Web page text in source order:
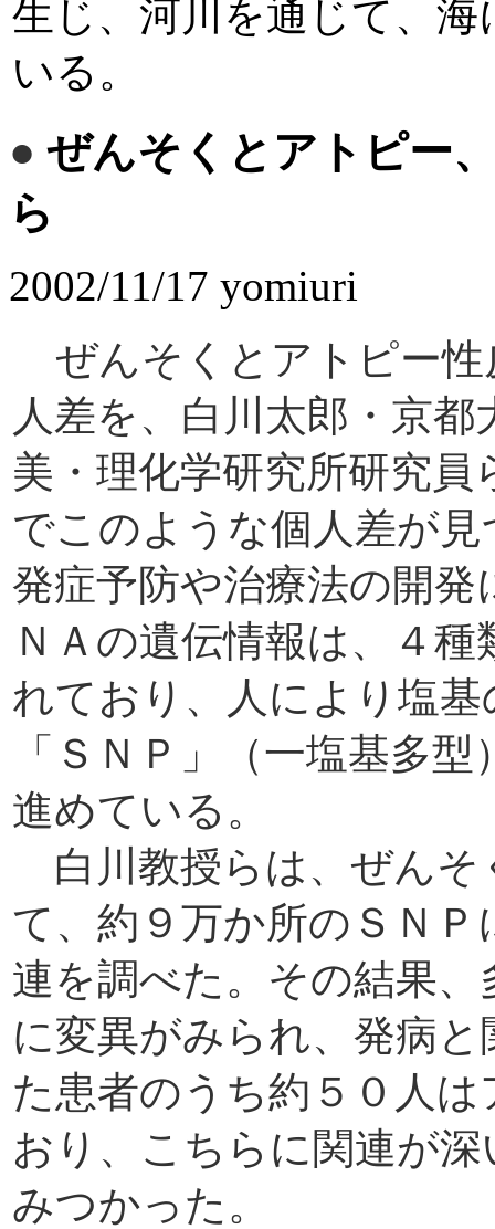
生じ、河川を通じて、
いる。
● ぜんそくとアトピー
ら
2002/11/17 yomiuri
ぜんそくとアトピー性
人差を、白川太郎・京
美・理化学研究所研究
でこのような個人差が
発症予防や治療法の開
ＮＡの遺伝情報は、４
れており、人により塩
「ＳＮＰ」（一塩基多
進めている。
白川教授らは、ぜんそ
て、約９万か所のＳＮ
連を調べた。その結果
に変異がみられ、発病
た患者のうち約５０人
おり、こちらに関連が
みつかった。